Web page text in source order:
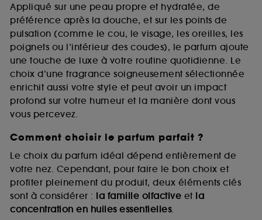
Appliqué sur une peau propre et hydratée, de
préférence après la douche, et sur les points de
pulsation (comme le cou, le visage, les oreilles, les
poignets ou l’intérieur des coudes), le parfum ajoute
une touche de luxe à votre routine quotidienne. Le
choix d’une fragrance soigneusement sélectionnée
enrichit aussi votre style et peut avoir un impact
profond sur votre humeur et la manière dont vous
vous percevez.
Comment choisir le parfum parfait ?
Le choix du parfum idéal dépend entièrement de
votre nez. Cependant, pour faire le bon choix et
profiter pleinement du produit, deux éléments clés
sont à considérer : la famille olfactive et la
concentration en huiles essentielles.
Cookies fonctionnels :il s’agit de cookies
permettant l’affichage et/ou la fourniture de
certaines fonctionnalités du site, tel que les
cookies d’authentification qui sont utilisés afin de
vous faire bénéficier de l’authentification
prolongée vous permettant d’accéder à votre
compte lors de votre prochaine visite sur le site
sans saisir à nouveau votre identifiant et mot de
passe.
A l'exception des cookies techniques, le dépôt et la
lecture de ces traceurs requiert votre accord. Vous
pouvez personnaliser vos choix concernant le dépôt
de ces cookies grâce au bouton "personnaliser mes
choix" ci-dessous ou décider de "tout accepter".
Sephora pourra associer les informations de
navigation collectées par ces Cookies, pour les